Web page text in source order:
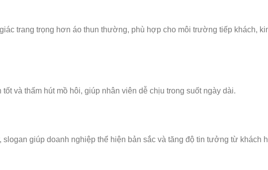
trang trọng hơn áo thun thường, phù hợp cho môi trường tiếp khách,
và thấm hút mồ hôi, giúp nhân viên dễ chịu trong suốt ngày dài.
slogan giúp doanh nghiệp thể hiện bản sắc và tăng độ tin tưởng từ khách